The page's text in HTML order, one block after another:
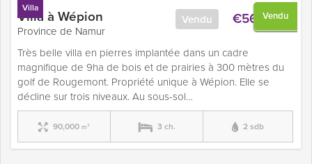
Vendu
Villa
€565,000
Vendu
Villa à Wépion
Province de Namur
Très belle villa en pierres implantée dans un cadre
magnifique de 9ha de bois et de prairies à 300 mètres du
golf de Rougemont. Propriété unique à Wépion. Elle se
décline sur trois niveaux. Au sous-sol…
90,000 m² 3 ch. 2 sdb